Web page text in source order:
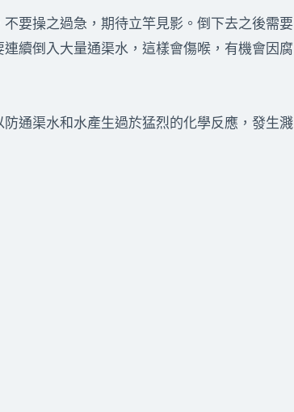
要操之過急，期待立竿見影。倒下去之後需要
續倒入大量通渠水，這樣會傷喉，有機會因腐
通渠水和水產生過於猛烈的化學反應，發生濺